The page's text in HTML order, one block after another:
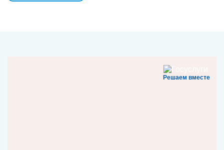
Решаем вместе